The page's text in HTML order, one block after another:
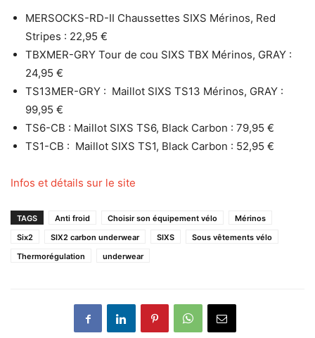
MERSOCKS-RD-II Chaussettes SIXS Mérinos, Red
Stripes : 22,95 €
TBXMER-GRY Tour de cou SIXS TBX Mérinos, GRAY :
24,95 €
TS13MER-GRY : Maillot SIXS TS13 Mérinos, GRAY :
99,95 €
TS6-CB : Maillot SIXS TS6, Black Carbon : 79,95 €
TS1-CB : Maillot SIXS TS1, Black Carbon : 52,95 €
Infos et détails sur le site
TAGS Anti froid Choisir son équipement vélo
Mérinos
Six2
SIX2 carbon underwear SIXS
Sous vêtements vélo
Thermorégulation
underwear